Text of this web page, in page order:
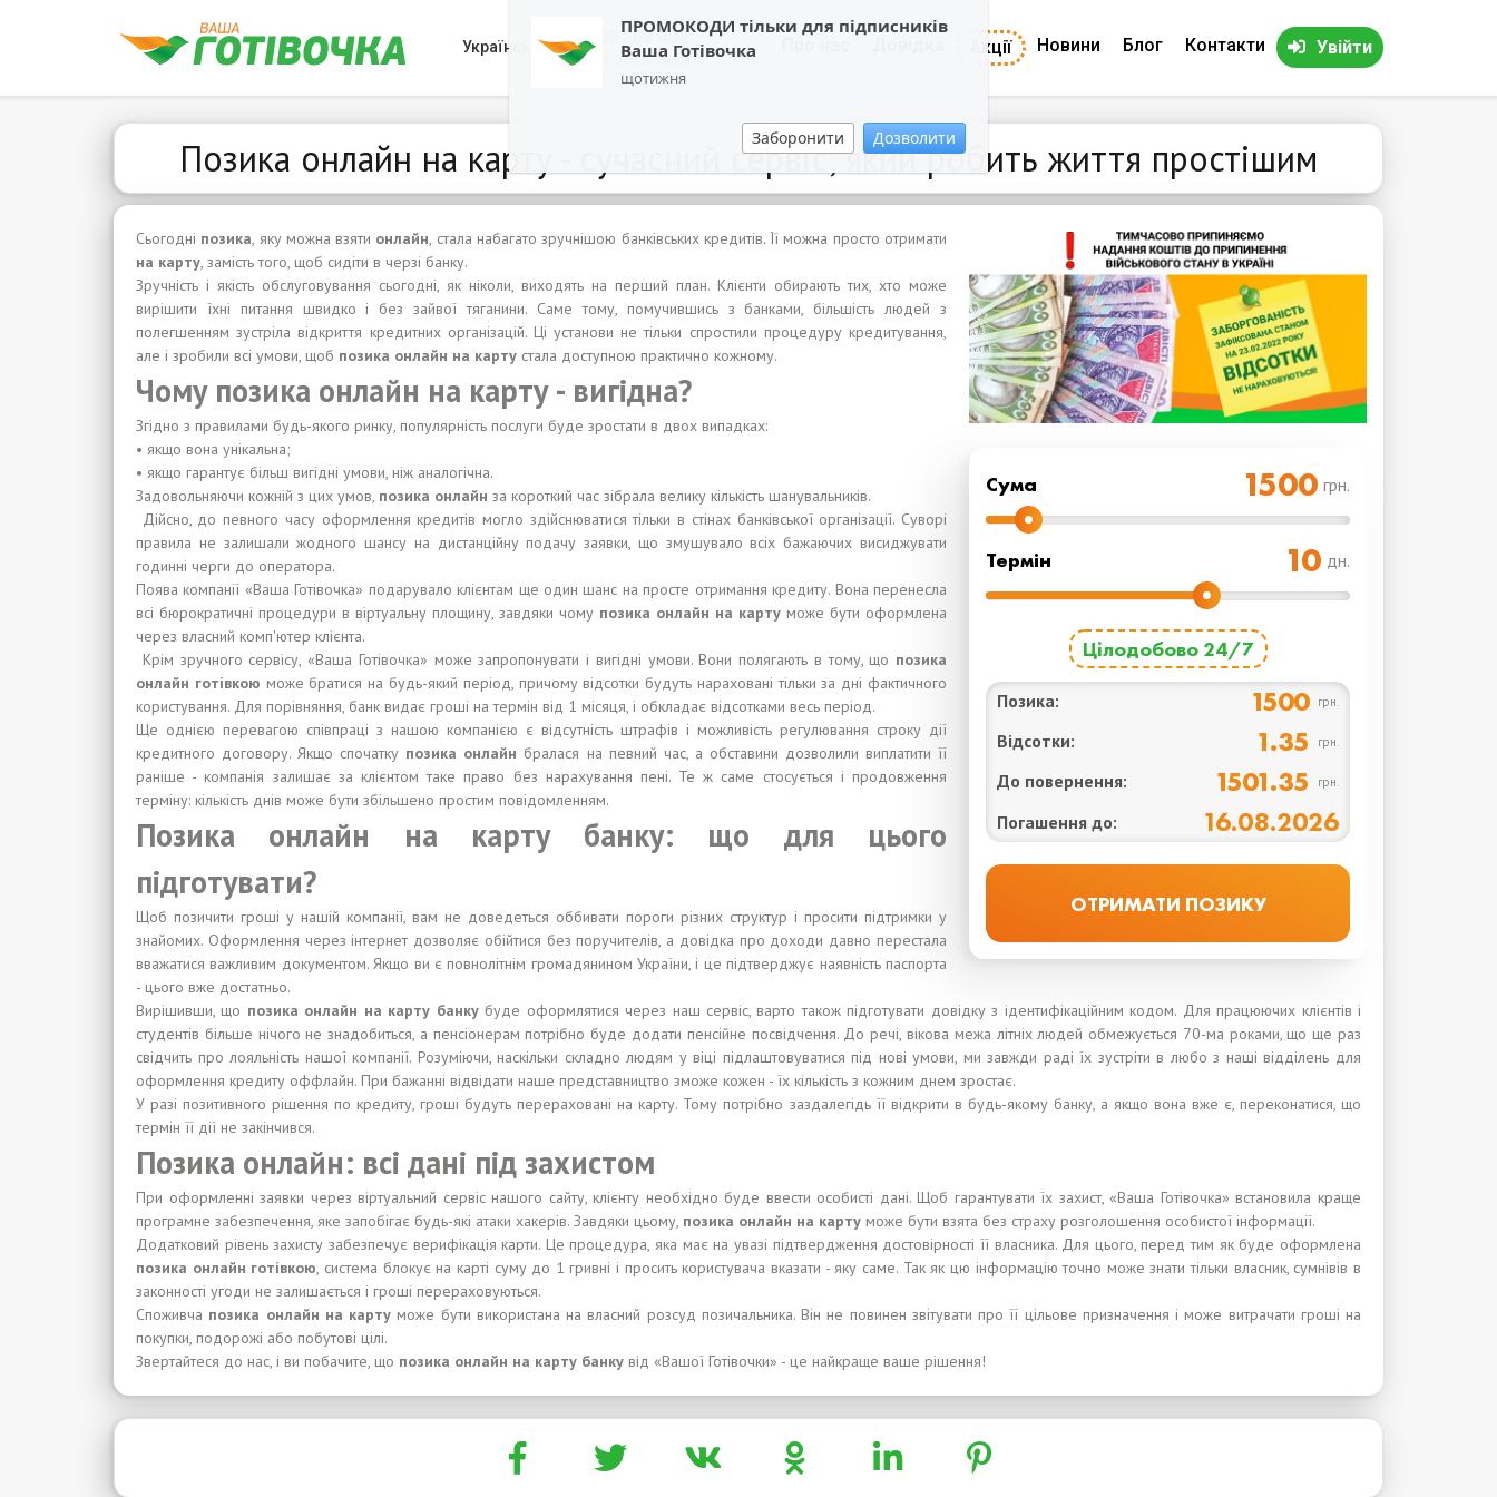
ПРОМОКОДИ тільки для підписників
Ваша Готівочка
щотижня
Заборонити Дозволити
Українська 0800 202 404
Зворотній дзвінок
Акції Новини Блог Контакти Увійти
Позика онлайн на карту - сучасний сервіс, який робить життя простішим
Cума грн.
Термін дн.
Цілодобово 24/7
Позика: 1500 грн.
Відсотки: 1.35 грн.
До повернення: 1501.35 грн.
Погашення до: 16.08.2026
Сьогодні позика, яку можна взяти онлайн, стала набагато зручнішою банківських кредитів. Її можна просто отримати
на карту, замість того, щоб сидіти в черзі банку.
Зручність і якість обслуговування сьогодні, як ніколи, виходять на перший план. Клієнти обирають тих, хто може
вирішити їхні питання швидко і без зайвої тяганини. Саме тому, помучившись з банками, більшість людей з
полегшенням зустріла відкриття кредитних організацій. Ці установи не тільки спростили процедуру кредитування,
але і зробили всі умови, щоб позика онлайн на карту стала доступною практично кожному.
Чому позика онлайн на карту - вигідна?
Згідно з правилами будь-якого ринку, популярність послуги буде зростати в двох випадках:
• якщо вона унікальна;
• якщо гарантує більш вигідні умови, ніж аналогічна.
Задовольняючи кожній з цих умов, позика онлайн за короткий час зібрала велику кількість шанувальників.
Дійсно, до певного часу оформлення кредитів могло здійснюватися тільки в стінах банківської організації. Суворі
правила не залишали жодного шансу на дистанційну подачу заявки, що змушувало всіх бажаючих висиджувати
годинні черги до оператора.
Поява компанії «Ваша Готівочка» подарувало клієнтам ще один шанс на просте отримання кредиту. Вона перенесла
всі бюрократичні процедури в віртуальну площину, завдяки чому позика онлайн на карту може бути оформлена
через власний комп'ютер клієнта.
Крім зручного сервісу, «Ваша Готівочка» може запропонувати і вигідні умови. Вони полягають в тому, що позика
онлайн готівкою може братися на будь-який період, причому відсотки будуть нараховані тільки за дні фактичного
користування. Для порівняння, банк видає гроші на термін від 1 місяця, і обкладає відсотками весь період.
Ще однією перевагою співпраці з нашою компанією є відсутність штрафів і можливість регулювання строку дії
кредитного договору. Якщо спочатку позика онлайн бралася на певний час, а обставини дозволили виплатити її
раніше - компанія залишає за клієнтом таке право без нарахування пені. Те ж саме стосується і продовження
терміну: кількість днів може бути збільшено простим повідомленням.
Позика онлайн на карту банку: що для цього
підготувати?
Щоб позичити гроші у нашій компанії, вам не доведеться оббивати пороги різних структур і просити підтримки у
знайомих. Оформлення через інтернет дозволяє обійтися без поручителів, а довідка про доходи давно перестала
вважатися важливим документом. Якщо ви є повнолітнім громадянином України, і це підтверджує наявність паспорта
- цього вже достатньо.
Вирішивши, що позика онлайн на карту банкубуде оформлятися через наш сервіс, варто також підготувати довідку з ідентифікаційним кодом. Для працюючих клієнтів і
студентів більше нічого не знадобиться, а пенсіонерам потрібно буде додати пенсійне посвідчення. До речі, вікова межа літніх людей обмежується 70-ма роками, що ще раз
свідчить про лояльність нашої компанії. Розуміючи, наскільки складно людям у віці підлаштовуватися під нові умови, ми завжди раді їх зустріти в любо з наші відділень для
оформлення кредиту оффлайн. При бажанні відвідати наше представництво зможе кожен - їх кількість з кожним днем ​​зростає.
У разі позитивного рішення по кредиту, гроші будуть перераховані на карту. Тому потрібно заздалегідь її відкрити в будь-якому банку, а якщо вона вже є, переконатися, що
термін її дії не закінчився.
Позика онлайн: всі дані під захистом
При оформленні заявки через віртуальний сервіс нашого сайту, клієнту необхідно буде ввести особисті дані. Щоб гарантувати їх захист, «Ваша Готівочка» встановила краще
програмне забезпечення, яке запобігає будь-які атаки хакерів. Завдяки цьому, позика онлайн на карту може бути взята без страху розголошення особистої інформації.
Додатковий рівень захисту забезпечує верифікація карти. Це процедура, яка має на увазі підтвердження достовірності її власника. Для цього, перед тим як буде оформлена
позика онлайн готівкою, система блокує на карті суму до 1 гривні і просить користувача вказати - яку саме. Так як цю інформацію точно може знати тільки власник, сумнівів в
законності угоди не залишається і гроші перераховуються.
Споживча позика онлайн на карту може бути використана на власний розсуд позичальника. Він не повинен звітувати про її цільове призначення і може витрачати гроші на
покупки, подорожі або побутові цілі.
Звертайтеся до нас, і ви побачите, що позика онлайн на карту банку від «Вашої Готівочки» - це найкраще ваше рішення!